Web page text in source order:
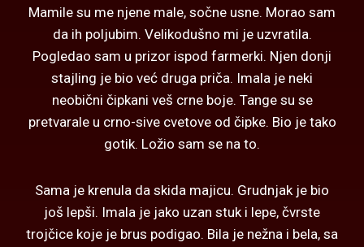
Mamile su me njene male, sočne usne. Morao sam
da ih poljubim. Velikodušno mi je uzvratila.
Pogledao sam u prizor ispod farmerki. Njen donji
stajling je bio već druga priča. Imala je neki
neobični čipkani veš crne boje. Tange su se
pretvarale u crno-sive cvetove od čipke. Bio je tako
gotik. Ložio sam se na to.
Sama je krenula da skida majicu. Grudnjak je bio
još lepši. Imala je jako uzan stuk i lepe, čvrste
trojčice koje je brus podigao. Bila je nežna i bela, sa